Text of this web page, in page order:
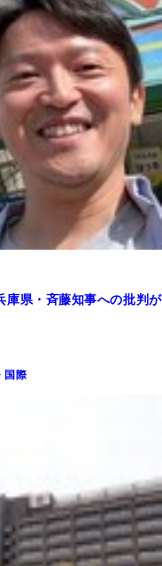
庫県・斉藤知事への批判が
国際